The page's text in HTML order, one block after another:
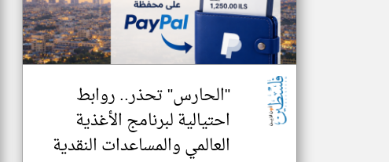
"الحارس" تحذر.. روابط
احتيالية لبرنامج الأغذية
العالمي والمساعدات النقدية